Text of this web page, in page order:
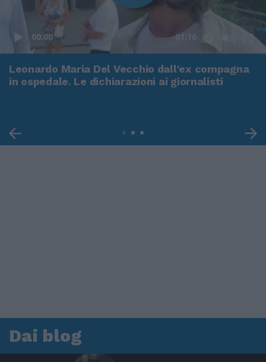
00:00 01:16
Leonardo Maria Del Vecchio dall'ex compagna
in ospedale. Le dichiarazioni ai giornalisti
Dai blog